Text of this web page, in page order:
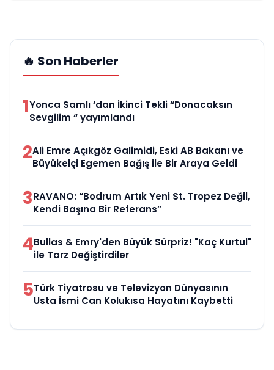
🔥 Son Haberler
1Yonca Samlı ‘dan İkinci Tekli “Donacaksın
Sevgilim “ yayımlandı
2Ali Emre Açıkgöz Galimidi, Eski AB Bakanı ve
Büyükelçi Egemen Bağış ile Bir Araya Geldi
3RAVANO: “Bodrum Artık Yeni St. Tropez Değil,
Kendi Başına Bir Referans”
4Bullas & Emry'den Büyük Sürpriz! "Kaç Kurtul"
ile Tarz Değiştirdiler
5Türk Tiyatrosu ve Televizyon Dünyasının
Usta İsmi Can Kolukısa Hayatını Kaybetti